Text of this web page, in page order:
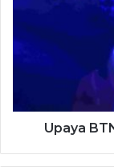
Upaya